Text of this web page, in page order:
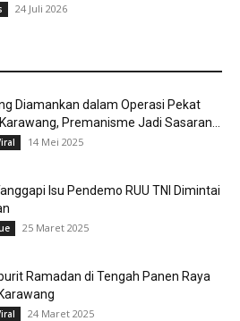
24 Juli 2026
Diamankan dalam Operasi Pekat
Premanisme Jadi Sasaran...
14 Mei 2025
Isu Pendemo RUU TNI Dimintai
25 Maret 2025
Ramadan di Tengah Panen Raya
24 Maret 2025